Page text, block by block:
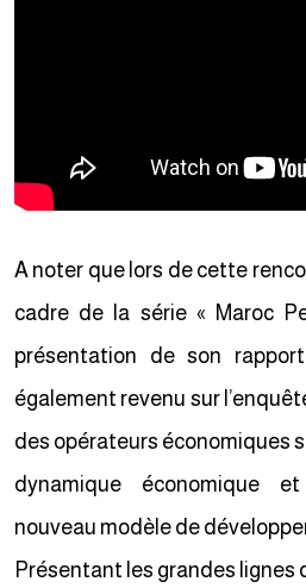
A noter que lors de cette
cadre de la série « Maroc
présentation de son
également revenu sur
des opérateurs économiques
dynamique économique
nouveau modèle de
Présentant les grandes